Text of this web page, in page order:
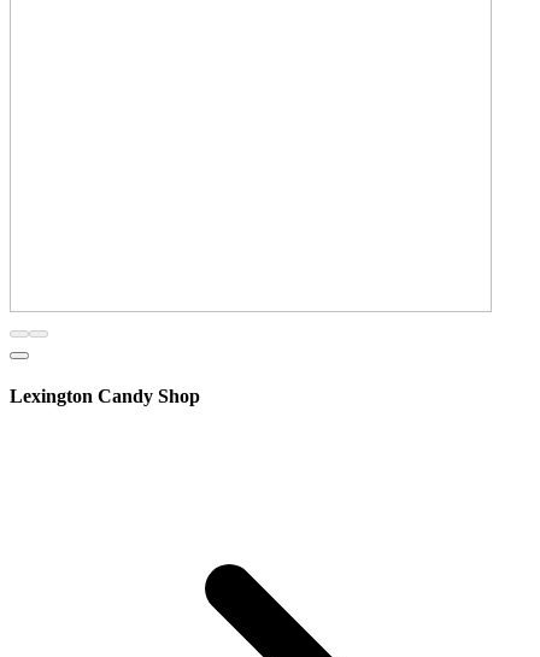
Lexington Candy Shop